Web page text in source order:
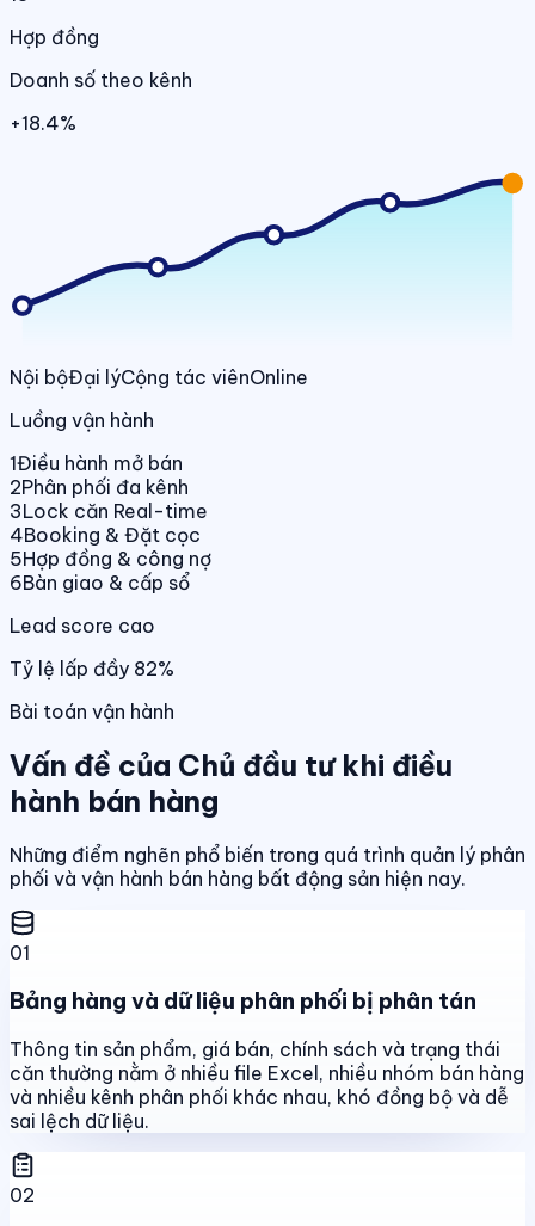
Hợp đồng
Doanh số theo kênh
+18.4%
Nội bộĐại lýCộng tác viênOnline
Luồng vận hành
1Điều hành mở bán
2Phân phối đa kênh
3Lock căn Real-time
4Booking & Đặt cọc
5Hợp đồng & công nợ
6Bàn giao & cấp sổ
Lead score cao
Tỷ lệ lấp đầy 82%
Bài toán vận hành
Vấn đề của Chủ đầu tư khi điều
hành bán hàng
Những điểm nghẽn phổ biến trong quá trình quản lý phân
phối và vận hành bán hàng bất động sản hiện nay.
01
Bảng hàng và dữ liệu phân phối bị phân tán
Thông tin sản phẩm, giá bán, chính sách và trạng thái
căn thường nằm ở nhiều file Excel, nhiều nhóm bán hàng
và nhiều kênh phân phối khác nhau, khó đồng bộ và dễ
sai lệch dữ liệu.
02